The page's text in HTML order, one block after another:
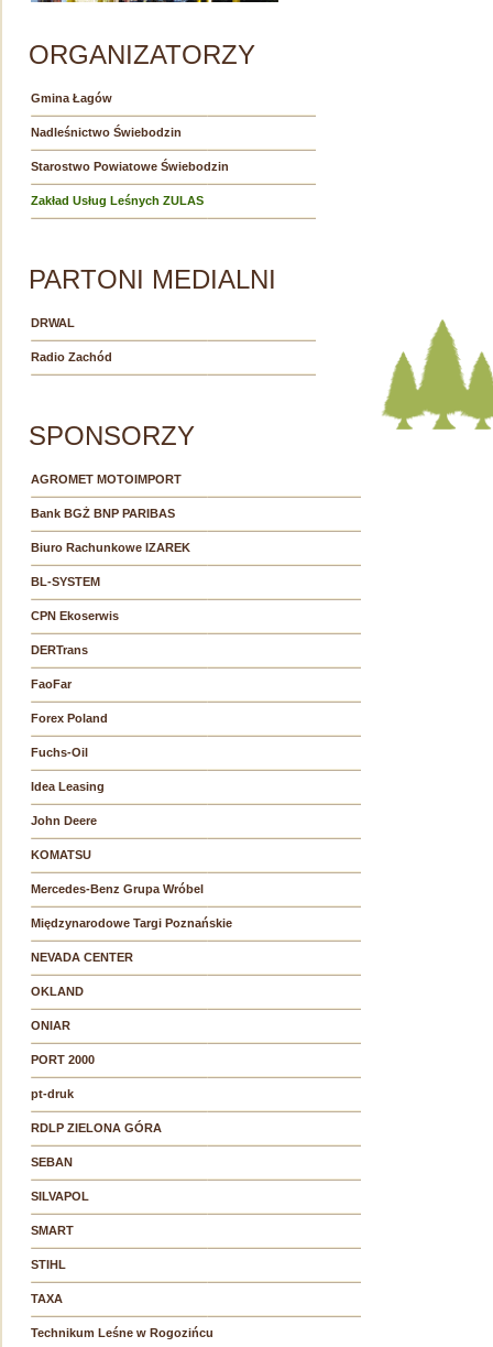
ORGANIZATORZY
Gmina Łagów
Nadleśnictwo Świebodzin
Starostwo Powiatowe Świebodzin
Zakład Usług Leśnych ZULAS
PARTONI MEDIALNI
DRWAL
Radio Zachód
SPONSORZY
AGROMET MOTOIMPORT
Bank BGŻ BNP PARIBAS
Biuro Rachunkowe IZAREK
BL-SYSTEM
CPN Ekoserwis
DERTrans
FaoFar
Forex Poland
Fuchs-Oil
Idea Leasing
John Deere
KOMATSU
Mercedes-Benz Grupa Wróbel
Międzynarodowe Targi Poznańskie
NEVADA CENTER
OKLAND
ONIAR
PORT 2000
pt-druk
RDLP ZIELONA GÓRA
SEBAN
SILVAPOL
SMART
STIHL
TAXA
Technikum Leśne w Rogozińcu